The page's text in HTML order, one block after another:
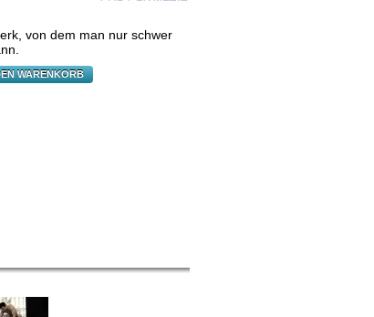
von dem man nur schwer
WARENKORB